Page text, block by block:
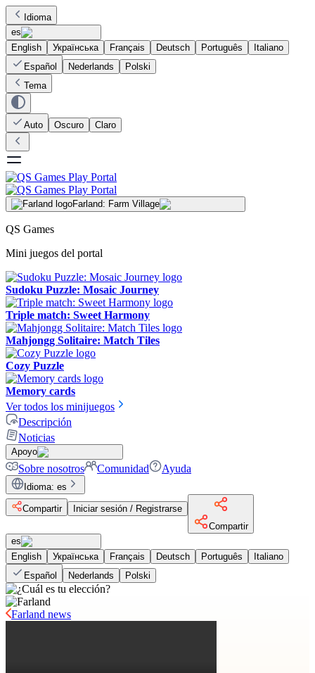
Idioma
es
English
Українська Français Deutsch Português
Italiano
Español
Nederlands
Polski
Tema
Auto Oscuro Claro
Farland: Farm Village
QS Games
Mini juegos del portal
Sudoku Puzzle: Mosaic Journey
Triple match: Sweet Harmony
Mahjongg Solitaire: Match Tiles
Cozy Puzzle
Memory cards
Ver todos los minijuegos
Descripción
Noticias
Apoyo
Sobre nosotros Comunidad Ayuda
Idioma: es
Compartir
Iniciar sesión / Registrarse
Compartir
es
English
Українська Français Deutsch Português
Italiano
Español
Nederlands Polski
Farland news